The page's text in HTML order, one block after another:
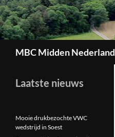
MBC Midden Nederland
Laatste nieuws
Mooie drukbezochte VWC
wedstrijd in Soest